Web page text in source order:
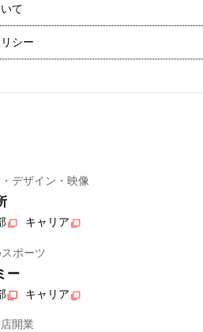
て
シー
デザイン・映像
キャリア
ポーツ
ー
キャリア
開業